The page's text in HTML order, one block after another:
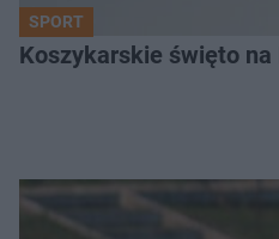
SPORT
Koszykarskie święto na